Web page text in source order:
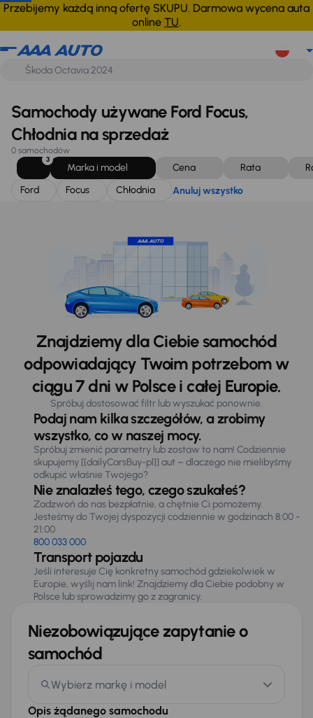
Przebijemy każdą inną ofertę SKUPU. Darmowa wycena auta
online TU.
Ford Focus Chłodnia Anuluj wszystko
Samochody używane Ford Focus,
Chłodnia na sprzedaż
0 samochodów
3
Marka i model Cena Rata
Ford
Focus Chłodnia Anuluj wszystko
Znajdziemy dla Ciebie samochód
odpowiadający Twoim potrzebom w
ciągu 7 dni w Polsce i całej Europie.
Spróbuj dostosować filtr lub wyszukać ponownie.
Podaj nam kilka szczegółów, a zrobimy
wszystko, co w naszej mocy.
Spróbuj zmienić parametry lub zostaw to nam! Codziennie
skupujemy [[dailyCarsBuy-pl]] aut – dlaczego nie mielibyśmy
odkupić właśnie Twojego?
Nie znalazłeś tego, czego szukałeś?
Zadzwoń do nas bezpłatnie, a chętnie Ci pomożemy.
Jesteśmy do Twojej dyspozycji codziennie w godzinach 8:00 -
21:00
800 033 000
Transport pojazdu
Jeśli interesuje Cię konkretny samochód gdziekolwiek w
Europie, wyślij nam link! Znajdziemy dla Ciebie podobny w
Polsce lub sprowadzimy go z zagranicy.
Niezobowiązujące zapytanie o
samochód
Wybierz markę i model
Opis żądanego samochodu